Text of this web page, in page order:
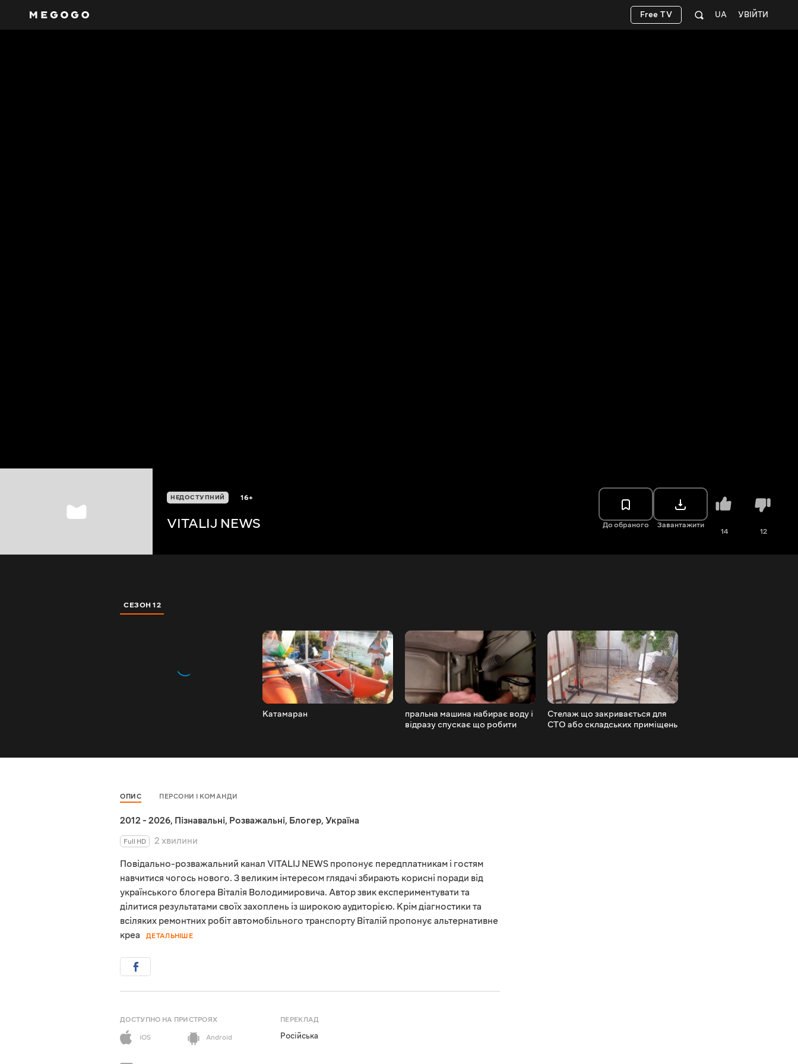
УВІЙТИ
UA
Free TV
НЕДОСТУПНИЙ 16+
VITALIJ NEWS До обраного Завантажити
14 12
СЕЗОН 12
Катамаран
пральна машина набирає воду і
відразу спускає що робити
Стелаж що закривається для
СТО або складських приміщень
ОПИС ПЕРСОНИ І КОМАНДИ
2012 - 2026, Пізнавальні, Розважальні, Блогер, Україна
Full HD
2 хвилини
Повідально-розважальний канал VITALIJ NEWS пропонує передплатникам і гостям
навчитися чогось нового. З великим інтересом глядачі збирають корисні поради від
українського блогера Віталія Володимировича. Автор звик експериментувати та
ділитися результатами своїх захоплень із широкою аудиторією. Крім діагностики та
всіляких ремонтних робіт автомобільного транспорту Віталій пропонує альтернативне
креа
ДЕТАЛЬНІШЕ
ДОСТУПНО НА ПРИСТРОЯХ
iOS
Android
ПЕРЕКЛАД
Російська